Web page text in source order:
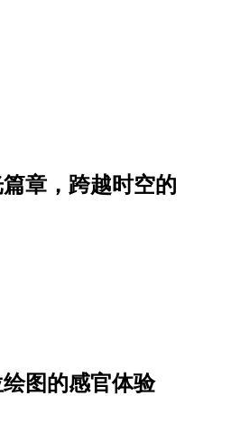
章，跨越时空的
图的感官体验